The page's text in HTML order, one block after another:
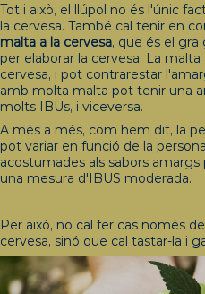
Tot i això, el llúpol no és l'únic
la cervesa. També cal tenir en
malta a la cervesa, que és el
per elaborar la cervesa. La
cervesa, i pot contrarestar
amb molta malta pot tenir una
molts IBUs, i viceversa.
A més a més, com hem dit, la
pot variar en funció de la
acostumades als sabors
una mesura d'IBUS moderada.
Per això, no cal fer cas només
cervesa, sinó que cal tastar-la i